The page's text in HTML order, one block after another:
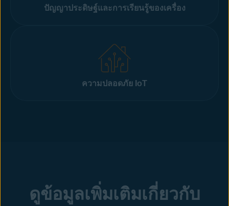
ปัญญาประดิษฐ์และการเรียนรู้ของเครื่อง
ความปลอดภัย IoT
ดูข้อมูลเพิ่มเติมเกี่ยวกับ